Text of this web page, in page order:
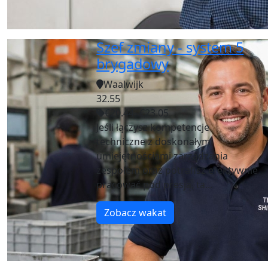
Szef zmiany - system 5
brygadowy
Waalwijk
32.55
€20.44- €23.05
Jeśli łączysz kompetencje
techniczne z doskonałymi
umiejętnościami zarządzania
zespołem oraz potrafisz efektywnie
pracować pod presją, ta...
Zobacz wakat